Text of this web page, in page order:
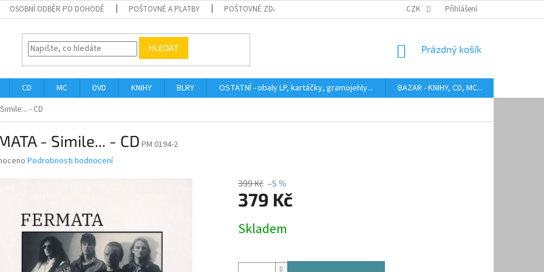
OSOBNÍ ODBĚR PO DOHODĚ POŠTOVNÉ A PLATBY POŠTOVNÉ ZDARMA HODNOCENÍ STAVU BAZAROVÝCH LP AUDIOKAZETY ANEB
CZK Přihlášení
HLEDAT
NÁKUPNÍ
Prázdný košík
CD MC DVD KNIHY BLRY OSTATNÍ - obaly LP, kartáčky, gramojehly... BAZAR - KNIHY, CD, MC...
- CD
- Simile... - CD PM 0194-2
Podrobnosti hodnocení
399 Kč –5 %
379 Kč
cena:
Skladem